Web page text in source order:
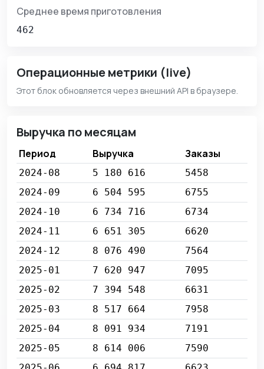
Среднее время приготовления
462
Операционные метрики (live)
Этот блок обновляется через внешний API в браузере.
Выручка по месяцам
Период Выручка Заказы
2024-08 5 180 616
5458
2024-09
6 504 595
6755
2024-10
6 734 716
6734
2024-11
6 651 305
6620
2024-12
8 076 490
7564
2025-01
7 620 947
7095
2025-02
7 394 548
6631
2025-03
8 517 664
7958
2025-04
8 091 934
7191
2025-05
8 614 006
7590